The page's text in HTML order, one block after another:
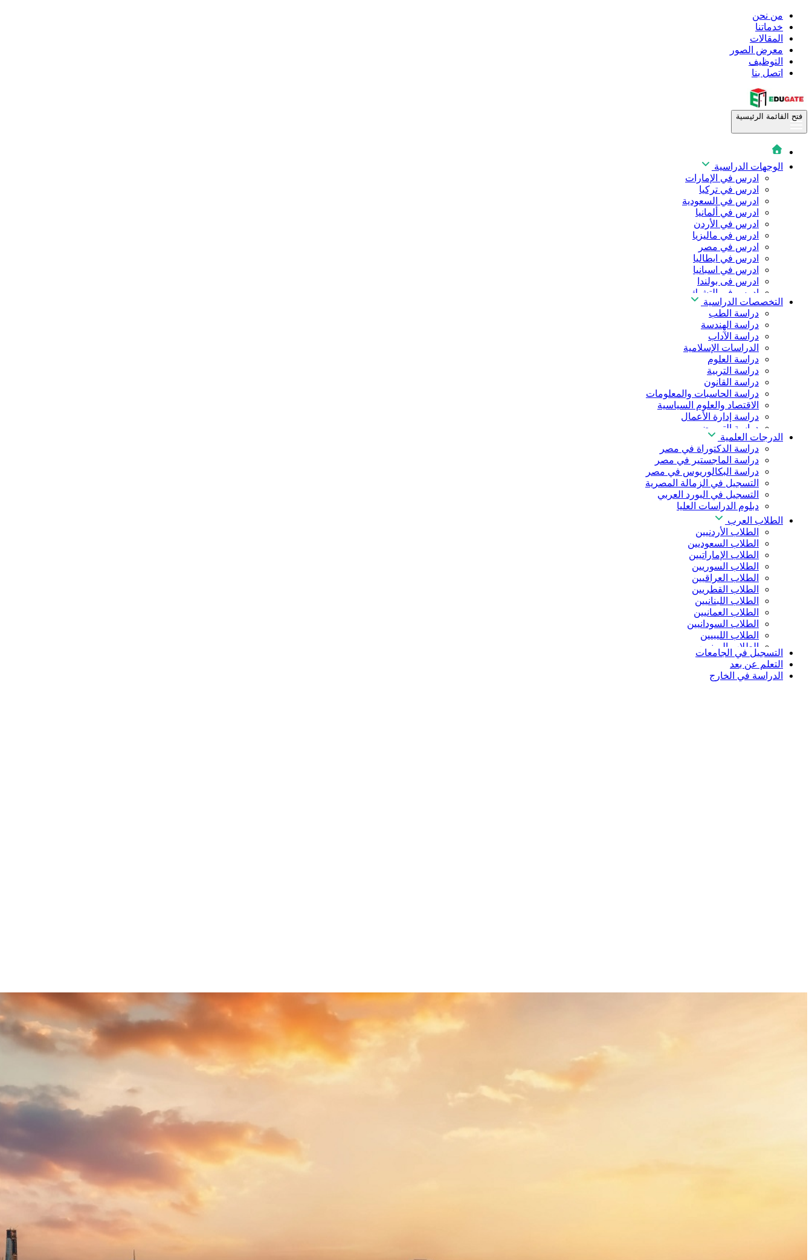
من نحن
خدماتنا
المقالات
معرض الصور
التوظيف
اتصل بنا
فتح القائمة الرئيسية
الوجهات الدراسية
ادرس في الإمارات
ادرس في تركيا
ادرس في السعودية
ادرس في ألمانيا
ادرس في الأردن
ادرس في ماليزيا
ادرس في مصر
ادرس في ايطاليا
ادرس في اسبانيا
ادرس فى بولندا
ادرس فى التشيك
ادرس في المجر
ادرس في الصين
التخصصات الدراسية
دراسة الطب
دراسة الهندسة
دراسة الآداب
الدراسات الإسلامية
دراسة العلوم
دراسة التربية
دراسة القانون
دراسة الحاسبات والمعلومات
الاقتصاد والعلوم السياسية
دراسة إدارة الأعمال
دراسة التمريض
دراسة طب الأسنان
دراسة الصيدلة
دراسة العلوم الصحية
دراسة العلاج الطبيعي
دراسة الذكاء الاصطناعي
دراسة الأمن السيبراني
الدرجات العلمية
دراسة الدكتوراة في مصر
دراسة الماجستير في مصر
دراسة البكالوريوس في مصر
التسجيل في الزمالة المصرية
التسجيل في البورد العربي
دبلوم الدراسات العليا
الطلاب العرب
الطلاب الأردنيين
الطلاب السعوديين
الطلاب الإماراتيين
الطلاب السوريين
الطلاب العراقيين
الطلاب القطريين
الطلاب اللبنانيين
الطلاب العمانيين
الطلاب السودانيين
الطلاب الليبيين
الطلاب اليمنيين
التسجيل في الجامعات
التعلم عن بعد
الدراسة في الخارج